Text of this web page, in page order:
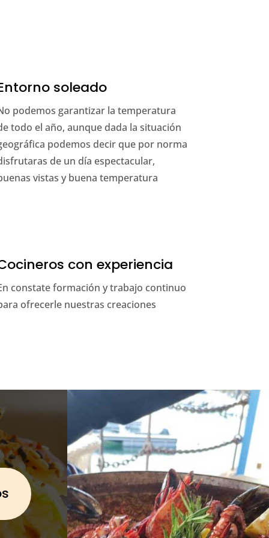
soleado
podemos garantizar la temperatura
todo el año, aunque dada la situación
podemos decir que por norma
de un día espectacular,
vistas y buena temperatura
con experiencia
constate formación y trabajo continuo
ofrecerle nuestras creaciones